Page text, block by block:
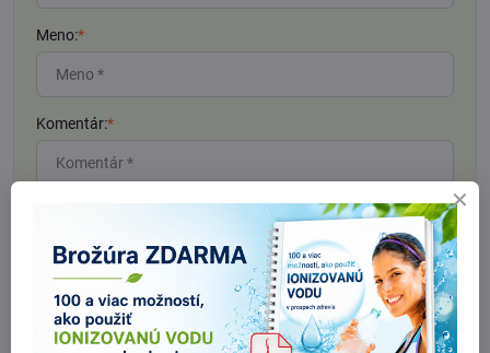
Meno:*
Komentár:*
(Povinné) Odoslať